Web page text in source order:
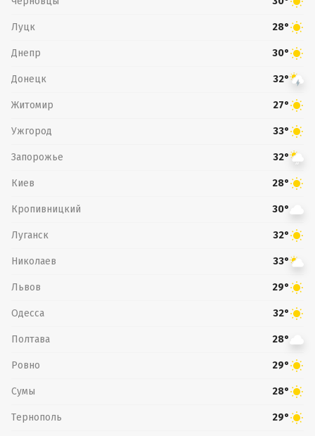
Луцк 28°
Днепр 30°
Донецк 32°
Житомир 27°
Ужгород 33°
Запорожье 32°
Киев 28°
Кропивницкий 30°
Луганск 32°
Николаев 33°
Львов 29°
Одесса 32°
Полтава 28°
Ровно 29°
Сумы 28°
Тернополь 29°